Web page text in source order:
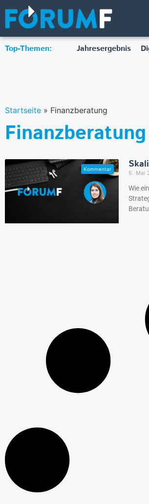
Top-Themen: Jahresergebnis
Startseite » Finanzberatung
Finanzberatung
5. Mai
Wie